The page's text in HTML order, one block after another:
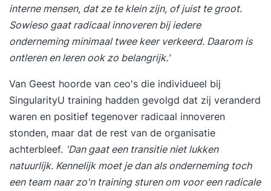
interne mensen, dat ze te klein zijn, of juist te groot.
Sowieso gaat radicaal innoveren bij iedere
onderneming minimaal twee keer verkeerd. Daarom is
ontleren en leren ook zo belangrijk.'
Van Geest hoorde van ceo's die individueel bij
SingularityU training hadden gevolgd dat zij veranderd
waren en positief tegenover radicaal innoveren
stonden, maar dat de rest van de organisatie
achterbleef. 'Dan gaat een transitie niet lukken
natuurlijk. Kennelijk moet je dan als onderneming toch
een team naar zo'n training sturen om voor een radicale